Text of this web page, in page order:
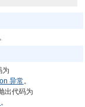
为
异常。
出代码为
。